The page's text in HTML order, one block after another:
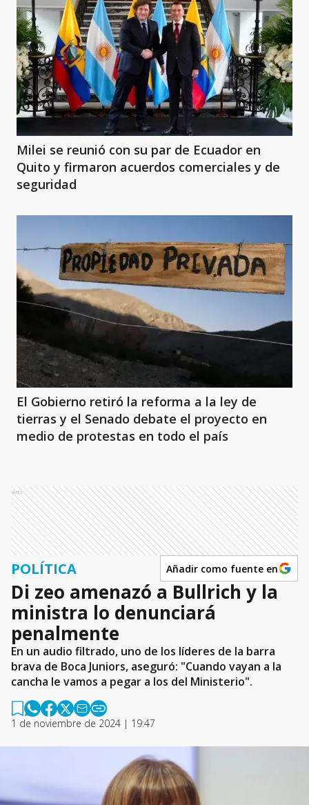
Milei se reunió con su par de Ecuador en
Quito y firmaron acuerdos comerciales y de
seguridad
El Gobierno retiró la reforma a la ley de
tierras y el Senado debate el proyecto en
medio de protestas en todo el país
Ads
POLÍTICA Añadir como fuente en
Di zeo amenazó a Bullrich y la
ministra lo denunciará
penalmente
En un audio filtrado, uno de los líderes de la barra
brava de Boca Juniors, aseguró: "Cuando vayan a la
cancha le vamos a pegar a los del Ministerio".
1 de noviembre de 2024 | 19:47